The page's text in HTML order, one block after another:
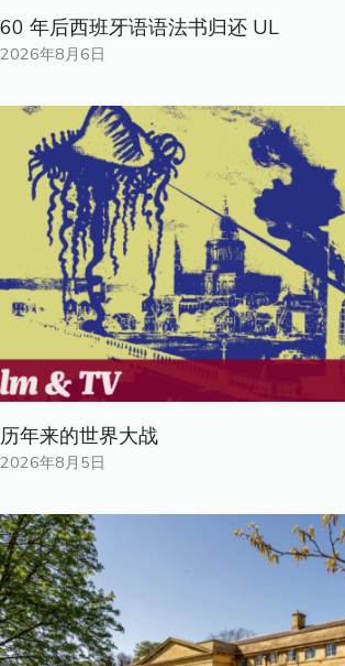
60 年后西班牙语语法书归还 UL
2026年8月6日
历年来的世界大战
2026年8月5日